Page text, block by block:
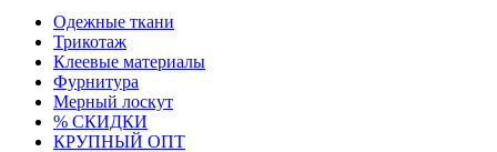
Одежные ткани
Трикотаж
Клеевые материалы
Фурнитура
Мерный лоскут
% СКИДКИ
КРУПНЫЙ ОПТ